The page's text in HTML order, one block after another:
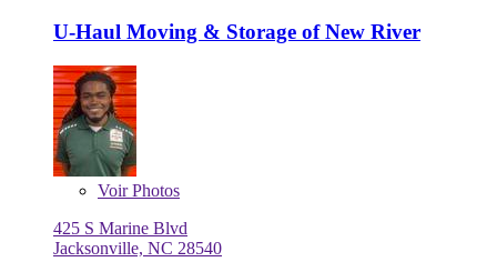
U-Haul Moving & Storage of New River
VoirPhotos
425 S Marine Blvd
Jacksonville, NC 28540